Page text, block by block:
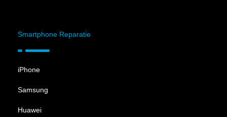
Smartphone Reparatie
iPhone
Samsung
Huawei